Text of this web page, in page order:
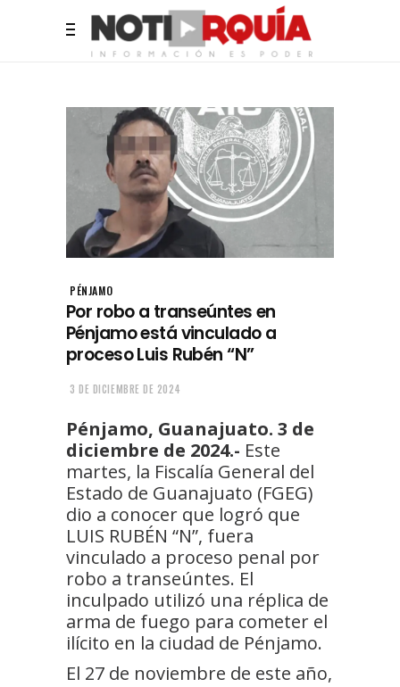
PÉNJAMO
Por robo a transeúntes en
Pénjamo está vinculado a
proceso Luis Rubén “N”
3 DE DICIEMBRE DE 2024
Pénjamo, Guanajuato. 3 de
diciembre de 2024.- Este
martes, la Fiscalía General del
Estado de Guanajuato (FGEG)
dio a conocer que logró que
LUIS RUBÉN “N”, fuera
vinculado a proceso penal por
robo a transeúntes. El
inculpado utilizó una réplica de
arma de fuego para cometer el
ilícito en la ciudad de Pénjamo.
El 27 de noviembre de este año,